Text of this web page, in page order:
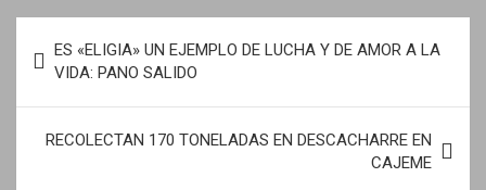
v
ES «ELIGIA» UN EJEMPLO DE LUCHA Y DE AMOR A LA
VIDA: PANO SALIDO
RECOLECTAN 170 TONELADAS EN DESCACHARRE EN
CAJEME